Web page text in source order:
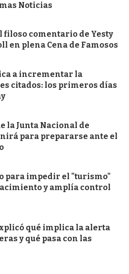
Noticias
filoso comentario de Yesty
en plena Cena de Famosos
a incrementar la
citados: los primeros días
la Junta Nacional de
para prepararse ante el
para impedir el "turismo"
y amplía control
qué implica la alerta
y qué pasa con las